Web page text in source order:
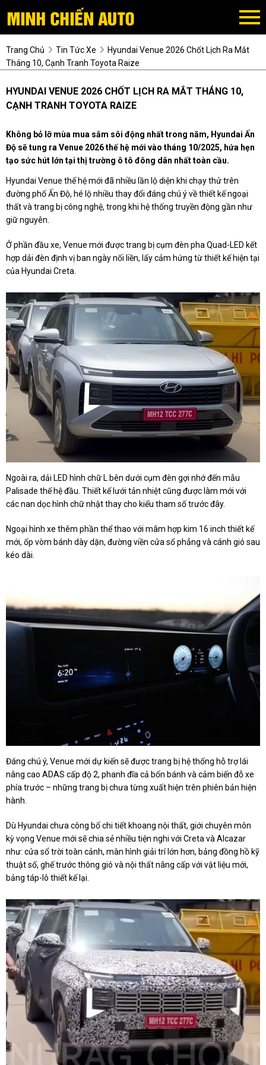
Trang Chủ Tin Tức Xe
Hyundai Venue 2026 Chốt Lịch Ra Mắt
Tháng 10, Cạnh Tranh Toyota Raize
HYUNDAI VENUE 2026 CHỐT LỊCH RA MẮT THÁNG 10,
CẠNH TRANH TOYOTA RAIZE
Không bỏ lỡ mùa mua sắm sôi động nhất trong năm, Hyundai Ấn
Độ sẽ tung ra Venue 2026 thế hệ mới vào tháng 10/2025, hứa hẹn
tạo sức hút lớn tại thị trường ô tô đông dân nhất toàn cầu.
Hyundai Venue thế hệ mới đã nhiều lần lộ diện khi chạy thử trên
đường phố Ấn Độ, hé lộ nhiều thay đổi đáng chú ý về thiết kế ngoại
thất và trang bị công nghệ, trong khi hệ thống truyền động gần như
giữ nguyên.
Ở phần đầu xe, Venue mới được trang bị cụm đèn pha Quad-LED kết
hợp dải đèn định vị ban ngày nối liền, lấy cảm hứng từ thiết kế hiện tại
của Hyundai Creta.
Ngoài ra, dải LED hình chữ L bên dưới cụm đèn gợi nhớ đến mẫu
Palisade thế hệ đầu. Thiết kế lưới tản nhiệt cũng được làm mới với
các nan dọc hình chữ nhật thay cho kiểu tham số trước đây.
Ngoại hình xe thêm phần thể thao với mâm hợp kim 16 inch thiết kế
mới, ốp vòm bánh dày dặn, đường viền cửa sổ phẳng và cánh gió sau
kéo dài.
Đáng chú ý, Venue mới dự kiến sẽ được trang bị hệ thống hỗ trợ lái
nâng cao ADAS cấp độ 2, phanh đĩa cả bốn bánh và cảm biến đỗ xe
phía trước – những trang bị chưa từng xuất hiện trên phiên bản hiện
hành.
Dù Hyundai chưa công bố chi tiết khoang nội thất, giới chuyên môn
kỳ vọng Venue mới sẽ chia sẻ nhiều tiện nghi với Creta và Alcazar
như: cửa sổ trời toàn cảnh, màn hình giải trí lớn hơn, bảng đồng hồ kỹ
thuật số, ghế trước thông gió và nội thất nâng cấp với vật liệu mới,
bảng táp-lô thiết kế lại.